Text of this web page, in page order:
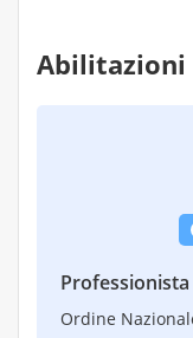
Abilitazioni
Ordine